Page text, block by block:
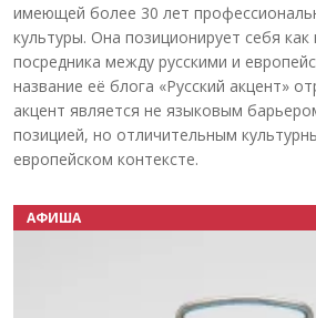
имеющей более 30 лет
культуры. Она позиционирует себя как
посредника между русскими и
название её блога «Русский акцент»
акцент является не языковым
позицией, но отличительным
европейском контексте.
АФИША